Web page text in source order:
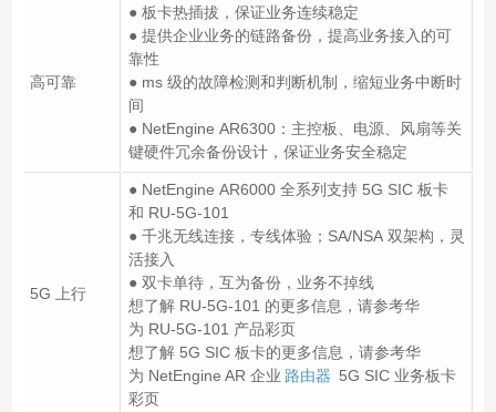
高可靠
● 板卡热插拔，保证业务连续稳定
● 提供企业业务的链路备份，提高业务接入的可
靠性
● ms 级的故障检测和判断机制，缩短业务中断时
间
● NetEngine AR6300：主控板、电源、风扇等关
键硬件冗余备份设计，保证业务安全稳定
5G 上行
● NetEngine AR6000 全系列支持 5G SIC 板卡
和 RU-5G-101
● 千兆无线连接，专线体验；SA/NSA 双架构，灵
活接入
● 双卡单待，互为备份，业务不掉线
想了解 RU-5G-101 的更多信息，请参考华
为 RU-5G-101 产品彩页
想了解 5G SIC 板卡的更多信息，请参考华
为 NetEngine AR 企业 路由器 5G SIC 业务板卡
彩页